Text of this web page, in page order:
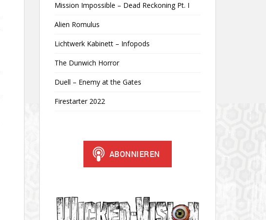
Mission Impossible – Dead Reckoning Pt. I
Alien Romulus
Lichtwerk Kabinett – Infopods
The Dunwich Horror
Duell – Enemy at the Gates
Firestarter 2022